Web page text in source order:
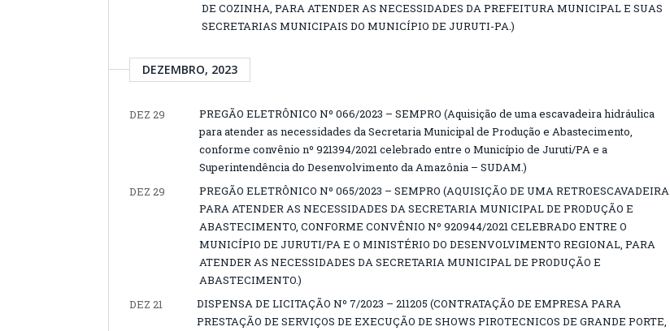
DE COZINHA, PARA ATENDER AS NECESSIDADES DA PREFEITURA MUNICIPAL E SUAS
SECRETARIAS MUNICIPAIS DO MUNICÍPIO DE JURUTI-PA.)
DEZEMBRO, 2023
DEZ 29
PREGÃO ELETRÔNICO Nº 066/2023 – SEMPRO (Aquisição de uma escavadeira hidráulica
para atender as necessidades da Secretaria Municipal de Produção e Abastecimento,
conforme convênio nº 921394/2021 celebrado entre o Município de Juruti/PA e a
Superintendência do Desenvolvimento da Amazônia – SUDAM.)
DEZ 29
PREGÃO ELETRÔNICO Nº 065/2023 – SEMPRO (AQUISIÇÃO DE UMA RETROESCAVADEIRA
PARA ATENDER AS NECESSIDADES DA SECRETARIA MUNICIPAL DE PRODUÇÃO E
ABASTECIMENTO, CONFORME CONVÊNIO Nº 920944/2021 CELEBRADO ENTRE O
MUNICÍPIO DE JURUTI/PA E O MINISTÉRIO DO DESENVOLVIMENTO REGIONAL, PARA
ATENDER AS NECESSIDADES DA SECRETARIA MUNICIPAL DE PRODUÇÃO E
ABASTECIMENTO.)
DEZ 21
DISPENSA DE LICITAÇÃO Nº 7/2023 – 211205 (CONTRATAÇÃO DE EMPRESA PARA
PRESTAÇÃO DE SERVIÇOS DE EXECUÇÃO DE SHOWS PIROTECNICOS DE GRANDE PORTE,